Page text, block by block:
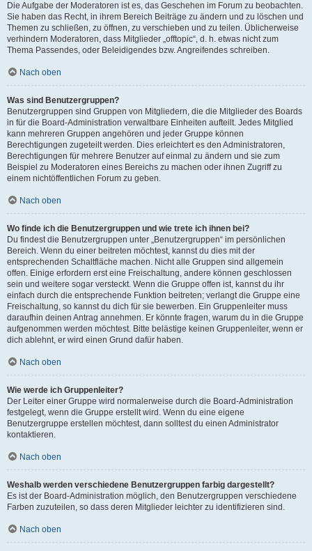
Die Aufgabe der Moderatoren ist es, das Geschehen im Forum zu beobachten.
Sie haben das Recht, in ihrem Bereich Beiträge zu ändern und zu löschen und
Themen zu schließen, zu öffnen, zu verschieben und zu teilen. Üblicherweise
verhindern Moderatoren, dass Mitglieder „offtopic“, d. h. etwas nicht zum
Thema Passendes, oder Beleidigendes bzw. Angreifendes schreiben.
Nach oben
Was sind Benutzergruppen?
Benutzergruppen sind Gruppen von Mitgliedern, die die Mitglieder des Boards
in für die Board-Administration verwaltbare Einheiten aufteilt. Jedes Mitglied
kann mehreren Gruppen angehören und jeder Gruppe können
Berechtigungen zugeteilt werden. Dies erleichtert es den Administratoren,
Berechtigungen für mehrere Benutzer auf einmal zu ändern und sie zum
Beispiel zu Moderatoren eines Bereichs zu machen oder ihnen Zugriff zu
einem nichtöffentlichen Forum zu geben.
Nach oben
Wo finde ich die Benutzergruppen und wie trete ich ihnen bei?
Du findest die Benutzergruppen unter „Benutzergruppen“ im persönlichen
Bereich. Wenn du einer beitreten möchtest, kannst du dies mit der
entsprechenden Schaltfläche machen. Nicht alle Gruppen sind allgemein
offen. Einige erfordern erst eine Freischaltung, andere können geschlossen
sein und weitere sogar versteckt. Wenn die Gruppe offen ist, kannst du ihr
einfach durch die entsprechende Funktion beitreten; verlangt die Gruppe eine
Freischaltung, so kannst du dich für sie bewerben. Ein Gruppenleiter muss
daraufhin deinen Antrag annehmen. Er könnte fragen, warum du in die Gruppe
aufgenommen werden möchtest. Bitte belästige keinen Gruppenleiter, wenn er
dich ablehnt, er wird einen Grund dafür haben.
Nach oben
Wie werde ich Gruppenleiter?
Der Leiter einer Gruppe wird normalerweise durch die Board-Administration
festgelegt, wenn die Gruppe erstellt wird. Wenn du eine eigene
Benutzergruppe erstellen möchtest, dann solltest du einen Administrator
kontaktieren.
Nach oben
Weshalb werden verschiedene Benutzergruppen farbig dargestellt?
Es ist der Board-Administration möglich, den Benutzergruppen verschiedene
Farben zuzuteilen, so dass deren Mitglieder leichter zu identifizieren sind.
Nach oben